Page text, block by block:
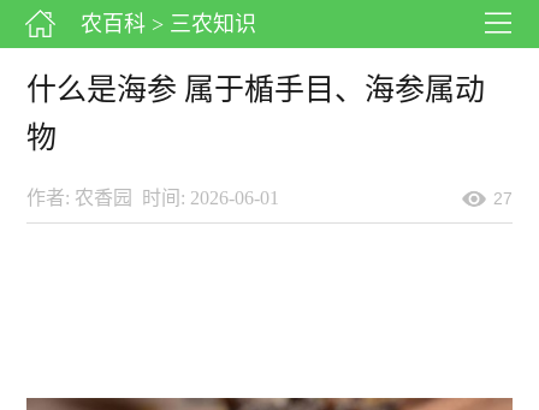
农百科 > 三农知识
什么是海参 属于楯手目、海参属动
物
作者: 农香园 时间: 2026-06-01 27